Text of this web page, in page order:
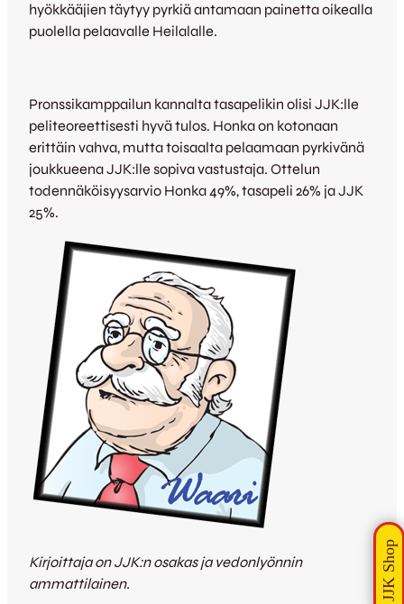
hyökkääjien täytyy pyrkiä antamaan painetta oikealla
puolella pelaavalle Heilalalle.
Pronssikamppailun kannalta tasapelikin olisi JJK:lle
peliteoreettisesti hyvä tulos. Honka on kotonaan
erittäin vahva, mutta toisaalta pelaamaan pyrkivänä
joukkueena JJK:lle sopiva vastustaja. Ottelun
todennäköisyysarvio Honka 49%, tasapeli 26% ja JJK
25%.
Kirjoittaja on JJK:n osakas ja vedonlyönnin
ammattilainen.